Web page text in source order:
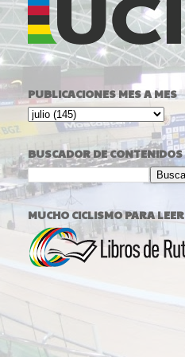
PUBLICACIONES MES A MES
BUSCADOR DE CONTENIDOS
MUCHO CICLISMO PARA LEER